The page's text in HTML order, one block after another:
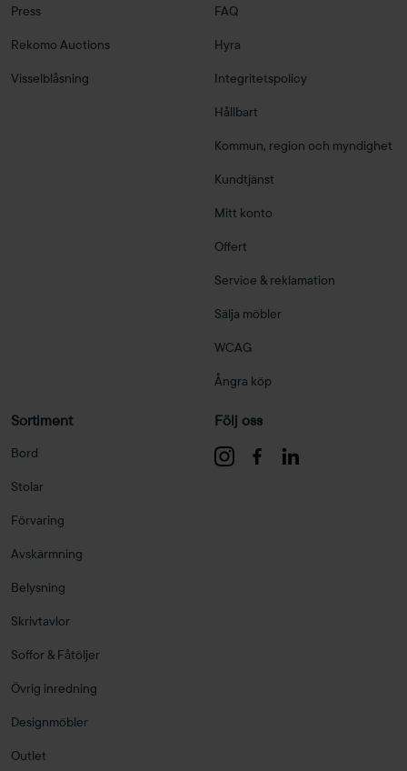
Press
Rekomo Auctions
Visselblåsning
FAQ
Hyra
Integritetspolicy
Hållbart
Kommun, region och myndighet
Kundtjänst
Mitt konto
Offert
Service & reklamation
Sälja möbler
WCAG
Ångra köp
Sortiment
Bord
Stolar
Förvaring
Avskärmning
Belysning
Skrivtavlor
Soffor & Fåtöljer
Övrig inredning
Designmöbler
Outlet
Följ oss